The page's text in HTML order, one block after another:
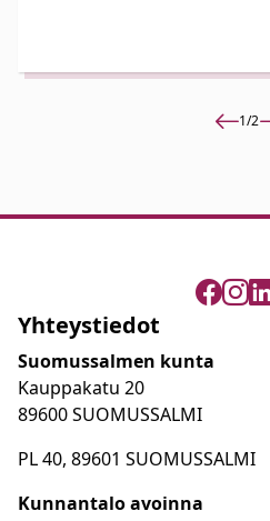
1/2
Yhteystiedot
Suomussalmen kunta
Kauppakatu 20
89600 SUOMUSSALMI
PL 40, 89601 SUOMUSSALMI
Kunnantalo avoinna